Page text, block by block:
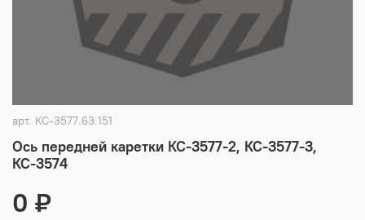
арт. КС-3577.63.151
Ось передней каретки КС-3577-2, КС-3577-3,
КС-3574
0 ₽